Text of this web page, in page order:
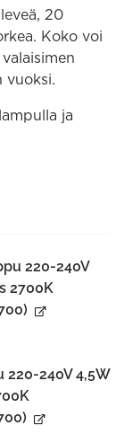
20
Koko voi
vuoksi.
ja
220-240V
2700K
240V 4,5W